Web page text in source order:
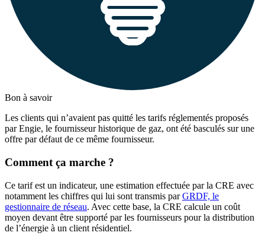
Bon à savoir
Les clients qui n’avaient pas quitté les tarifs réglementés proposés
par Engie, le fournisseur historique de gaz, ont été basculés sur une
offre par défaut de ce même fournisseur.
Comment ça marche ?
Ce tarif est un indicateur, une estimation effectuée par la CRE avec
notamment les chiffres qui lui sont transmis parGRDF, le
gestionnaire de réseau. Avec cette base, la CRE calcule un coût
moyen devant être supporté par les fournisseurs pour la distribution
de l’énergie à un client résidentiel.